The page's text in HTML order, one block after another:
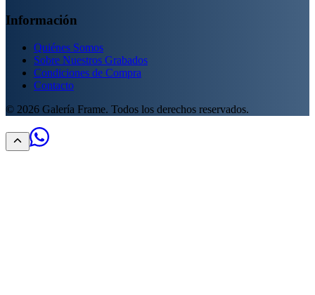
Información
Quiénes Somos
Sobre Nuestros Grabados
Condiciones de Compra
Contacto
© 2026 Galería Frame. Todos los derechos reservados.